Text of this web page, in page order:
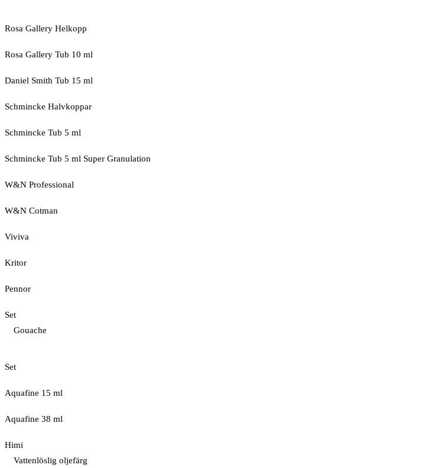
Rosa Gallery Helkopp
Rosa Gallery Tub 10 ml
Daniel Smith Tub 15 ml
Schmincke Halvkoppar
Schmincke Tub 5 ml
Schmincke Tub 5 ml Super Granulation
W&N Professional
W&N Cotman
Viviva
Kritor
Pennor
Set
Gouache
Set
Aquafine 15 ml
Aquafine 38 ml
Himi
Vattenlöslig oljefärg